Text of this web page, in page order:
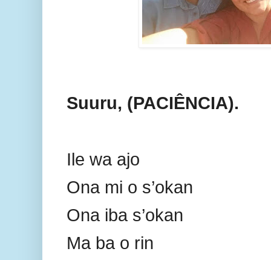
Suuru, (PACIÊNCIA).
Ile wa ajo
Ona mi o s’okan
Ona iba s’okan
Ma ba o rin